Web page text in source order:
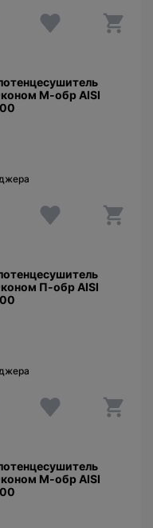
М-обр AISI
П-обр AISI
М-обр AISI